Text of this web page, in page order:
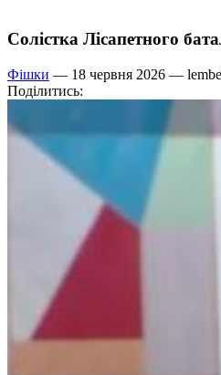
Солістка Лісапетного
Фішки — 18 червня 2026 —
Поділитись: